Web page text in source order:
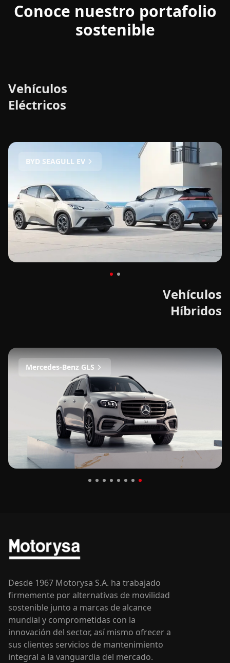
Conoce nuestro portafolio
sostenible
Vehículos
Eléctricos
BYD SEAGULL EV
Vehículos
Híbridos
Mercedes-Benz GLS
Desde 1967 Motorysa S.A. ha trabajado
firmemente por alternativas de movilidad
sostenible junto a marcas de alcance
mundial y comprometidas con la
innovación del sector, así mismo ofrecer a
sus clientes servicios de mantenimiento
integral a la vanguardia del mercado.